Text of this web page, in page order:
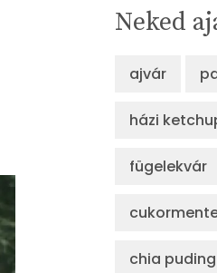
Neked
ajvár
házi
fügelekvár
chia puding